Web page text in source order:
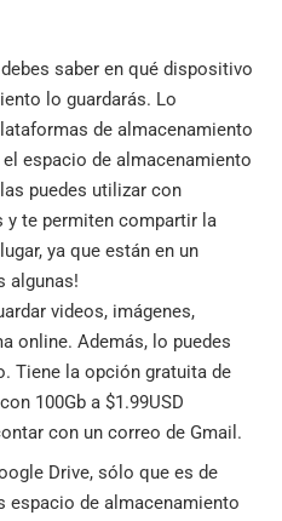
saber en qué dispositivo
lo guardarás. Lo
de almacenamiento
espacio de almacenamiento
puedes utilizar con
te permiten compartir la
ya que están en un
algunas!
videos, imágenes,
online. Además, lo puedes
Tiene la opción gratuita de
100Gb a $1.99USD
con un correo de Gmail.
Drive, sólo que es de
espacio de almacenamiento